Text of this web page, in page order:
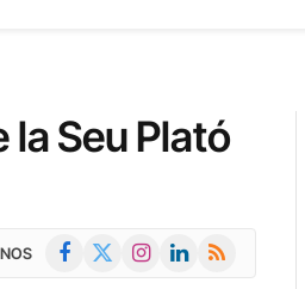
Seu Plató
Facebook InstagramLinkedIn
RSS